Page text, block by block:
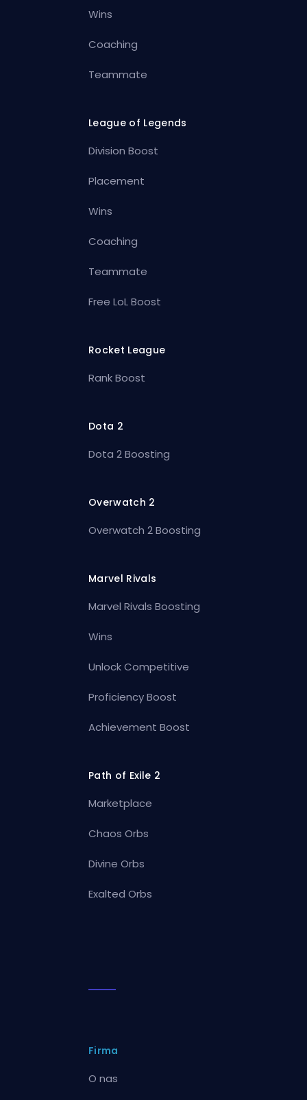
Wins
Coaching
Teammate
League of Legends
Division Boost
Placement
Wins
Coaching
Teammate
Free LoL Boost
Rocket League
Rank Boost
Dota 2
Dota 2 Boosting
Overwatch 2
Overwatch 2 Boosting
Marvel Rivals
Marvel Rivals Boosting
Wins
Unlock Competitive
Proficiency Boost
Achievement Boost
Path of Exile 2
Marketplace
Chaos Orbs
Divine Orbs
Exalted Orbs
Firma
O nas